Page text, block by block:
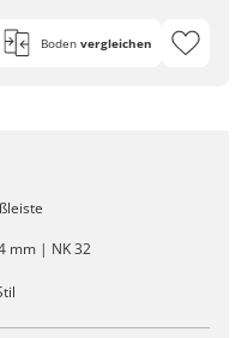
Boden vergleichen
mm | NK 32